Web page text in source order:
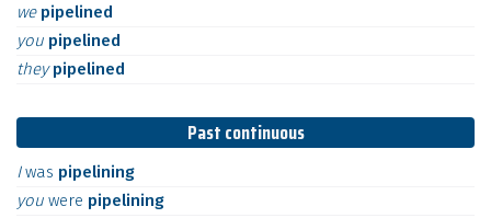
we pipelined
you pipelined
theypipelined
Past continuous
Iwas pipelining
you were pipelining